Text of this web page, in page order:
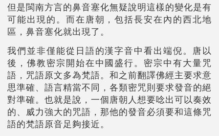
但是閩南方言的鼻音塞化無疑說明這樣的變化是有
可能出現的。而在唐朝，包括長安在內的西北地
區，鼻音塞化就出現了。
我們並非僅能從日語的漢字音中看出端倪。唐以
後，佛教密宗開始在中國盛行。密宗中有大量咒
語，咒語原文多為梵語。和之前翻譯佛經主要求意
思準確、語言精當不同，各類密咒則要求發音的絕
對準確。也就是說，一個唐朝人想要唸出可以奏效
的、威力強大的咒語，那他的發音必須要和這條咒
語的梵語原音足夠接近。